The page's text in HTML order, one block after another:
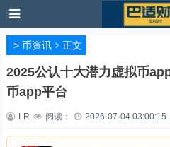
> 币资讯 正文
2025公认十大潜力虚拟币
币app平台
LR 阅读： 2026-07-04 03:00:15